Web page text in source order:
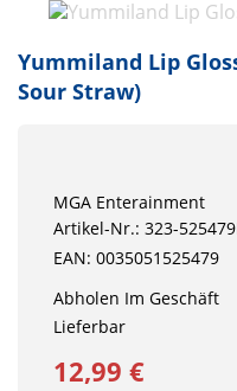
Yummiland Lip
Sour Straw)
MGA Enterainment
Artikel-Nr.: 323-
EAN: 0035051525479
Abholen Im Geschäft
Lieferbar
12,99 €